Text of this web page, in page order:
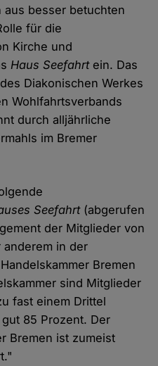
aus besser betuchten
für die
Kirche und
Haus Seefahrtein. Das
Diakonischen Werkes
Wohlfahrtsverbands
durch alljährliche
im Bremer
Seefahrt(abgerufen
der Mitglieder von
in der
Bremen
sind Mitglieder
fast einem Drittel
85 Prozent. Der
Bremen ist zumeist